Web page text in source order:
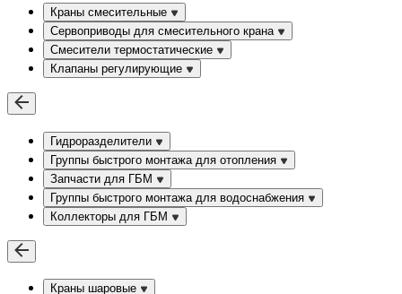
Краны смесительные
Сервоприводы для смесительного крана
Смесители термостатические
Клапаны регулирующие
Гидроразделители
Группы быстрого монтажа для отопления
Запчасти для ГБМ
Группы быстрого монтажа для водоснабжения
Коллекторы для ГБМ
Краны шаровые